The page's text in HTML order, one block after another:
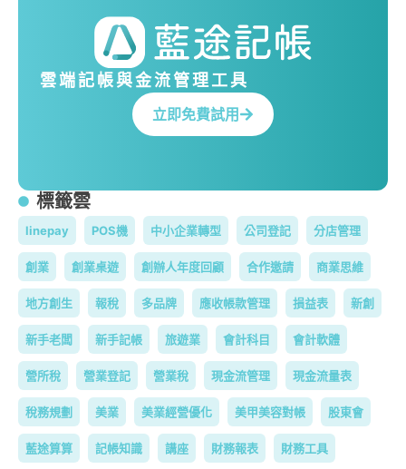
雲端記帳與金流管理工具
立即免費試用
標籤雲
linepay POS機 中小企業轉型 公司登記 分店管理
創業 創業桌遊 創辦人年度回顧 合作邀請 商業思維
地方創生 報稅 多品牌 應收帳款管理 損益表 新創
新手老闆 新手記帳 旅遊業 會計科目 會計軟體
營所稅 營業登記 營業稅 現金流管理 現金流量表
稅務規劃 美業 美業經營優化 美甲美容對帳 股東會
藍途算算 記帳知識 講座 財務報表 財務工具